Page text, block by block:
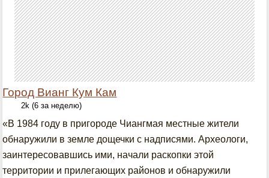
Город Вианг Кум Кам
2k (6 за неделю)
«В 1984 году в пригороде Чиангмая местные жители
обнаружили в земле дощечки с надписями. Археологи,
заинтересовавшись ими, начали раскопки этой
территории и прилегающих районов и обнаружили